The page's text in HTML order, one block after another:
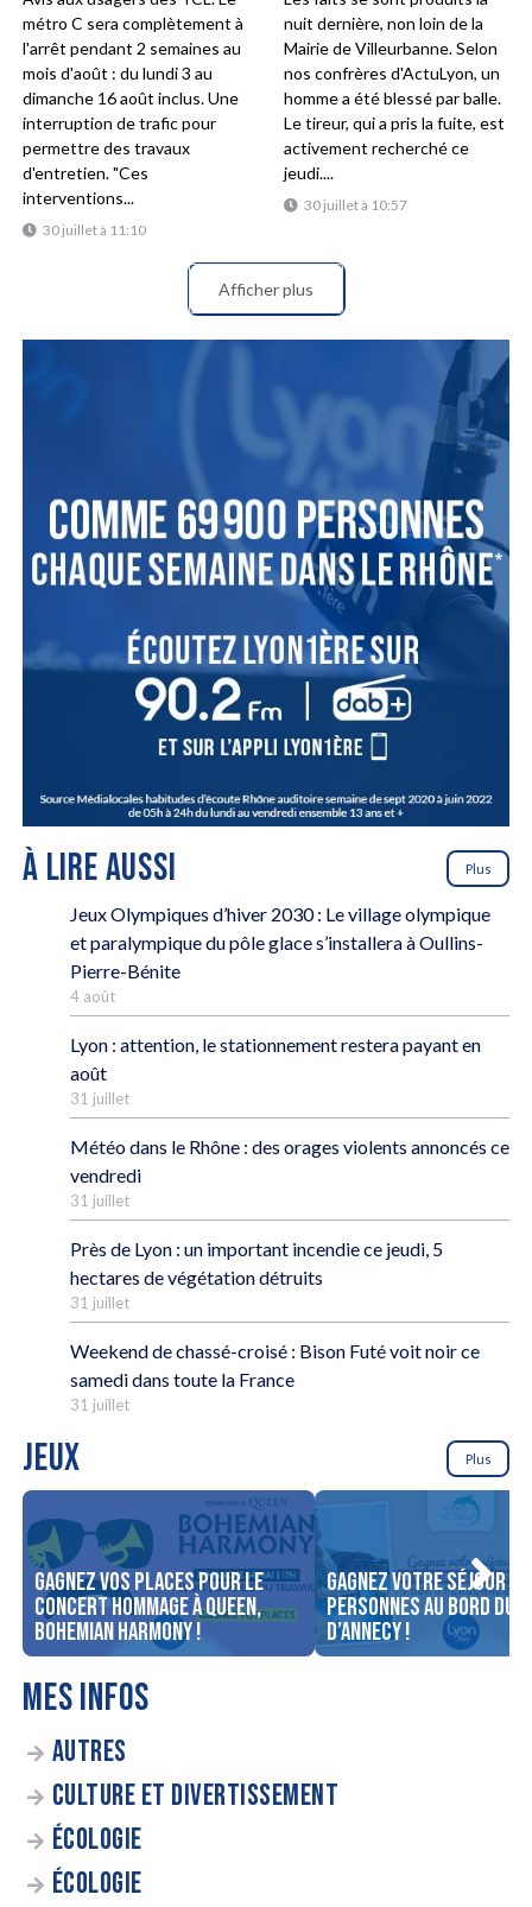
30 juillet à 11:10
métro C sera complètement à
l'arrêt pendant 2 semaines au
mois d'août : du lundi 3 au
dimanche 16 août inclus. Une
interruption de trafic pour
permettre des travaux
d'entretien. "Ces
interventions...
30 juillet à 10:57
nuit dernière, non loin de la
Mairie de Villeurbanne. Selon
nos confrères d'ActuLyon, un
homme a été blessé par balle.
Le tireur, qui a pris la fuite, est
activement recherché ce
jeudi....
Afficher plus
À LIRE AUSSI Plus
Jeux Olympiques d’hiver 2030 : Le village olympique
et paralympique du pôle glace s’installera à Oullins-
Pierre-Bénite
4 août
Lyon : attention, le stationnement restera payant en
août
31 juillet
Météo dans le Rhône : des orages violents annoncés ce
vendredi
31 juillet
Près de Lyon : un important incendie ce jeudi, 5
hectares de végétation détruits
31 juillet
Weekend de chassé-croisé : Bison Futé voit noir ce
samedi dans toute la France
31 juillet
JEUX Plus
Gagnez vos places pour le
concert Hommage à Queen,
Bohemian Harmony !
Gagnez votre séjour
personnes au bord du
d’Annecy !
MES INFOS
AUTRES
CULTURE ET DIVERTISSEMENT
ÉCOLOGIE
ÉCOLOGIE